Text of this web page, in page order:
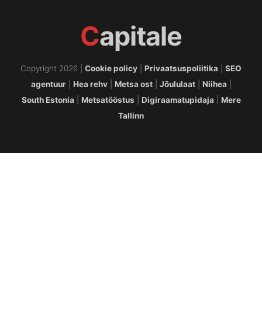
Capitale
Copyright 2026 | Cookie policy Privaatsuspoliitika
SEO
agentuur| Hea rehv| Metsa ost| Jõululaat| Niihea
South Estonia
Metsatööstus Digiraamatupidaja
Mere
Tallinn